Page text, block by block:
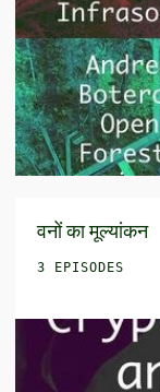
वनों का मूल्यांकन
3 EPISODES